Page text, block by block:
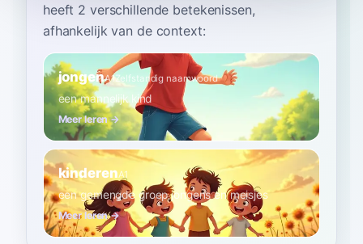
heeft 2 verschillende betekenissen,
afhankelijk van de context:
jongenA1Zelfstandig naamwoord
een mannelijk kind
Meer leren →
kinderenA1
een gemengde groep jongens en meisjes
Meer leren →